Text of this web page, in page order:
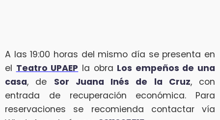
A las 19:00 horas del mismo día se presenta en
el Teatro UPAEP la obra Los empeños de una
casa, de Sor Juana Inés de la Cruz, con
entrada de recuperación económica. Para
reservaciones se recomienda contactar vía